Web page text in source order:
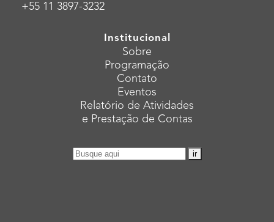
+55 11 3897-3232
Institucional
Sobre
Programação
Contato
Eventos
Relatório de Atividades
e Prestação de Contas